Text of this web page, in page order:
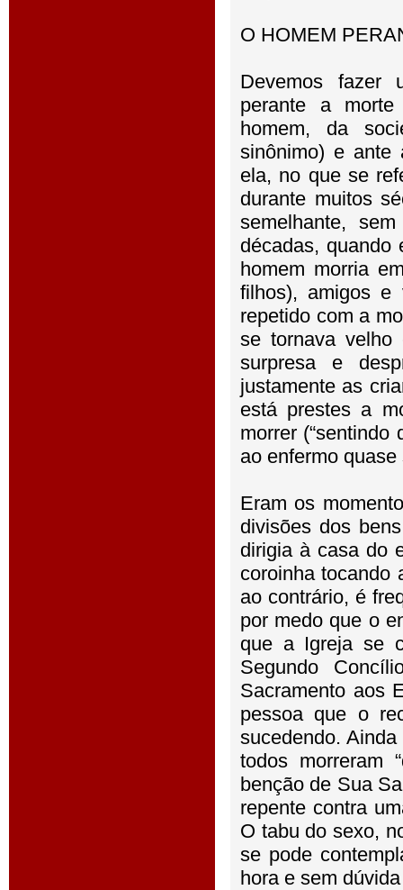
O HOMEM
Devemos fazer
perante a morte
homem, da
sinônimo) e ante
ela, no que se
durante muitos
semelhante,
décadas, quando
homem morria
filhos), amigos e
repetido com a
se tornava
surpresa e
justamente as
está prestes a
morrer (“sentindo
ao enfermo
Eram os
divisões dos
dirigia à casa do
coroinha tocando
ao contrário, é
por medo que o
que a Igreja se
Segundo
Sacramento aos
pessoa que o
sucedendo.
todos morreram
benção de Sua
repente contra
O tabu do sexo,
se pode
hora e sem